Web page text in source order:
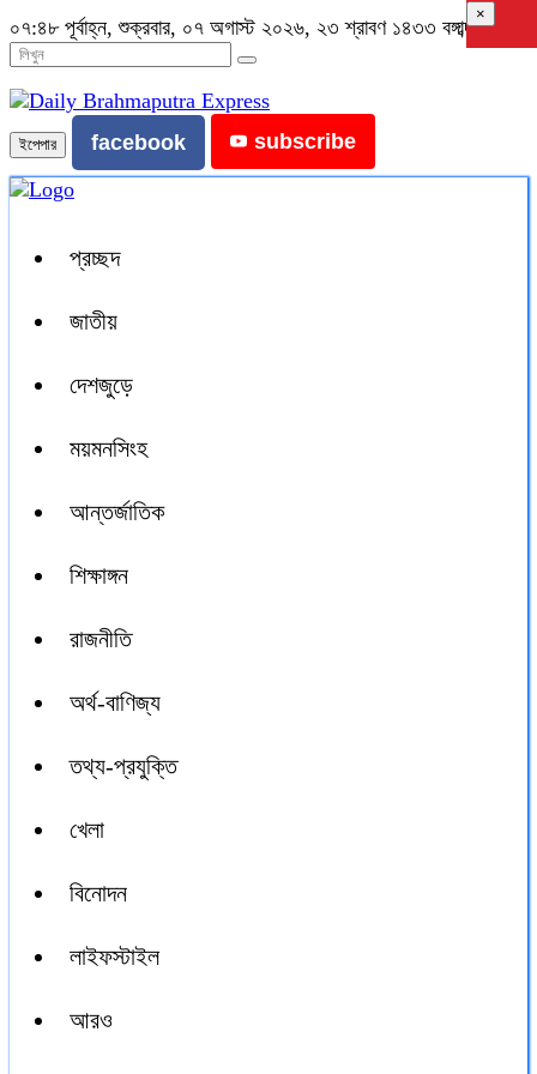
০৭:৪৮ পূর্বাহ্ন, শুক্রবার, ০৭ অগাস্ট ২০২৬, ২৩ শ্রাবণ ১৪৩৩ বঙ্গাব্দ
ইপেপার facebook subscribe
প্রচ্ছদ
জাতীয়
দেশজুড়ে
ময়মনসিংহ
আন্তর্জাতিক
শিক্ষাঙ্গন
রাজনীতি
অর্থ-বাণিজ্য
তথ্য-প্রযুক্তি
খেলা
বিনোদন
লাইফস্টাইল
আরও
×